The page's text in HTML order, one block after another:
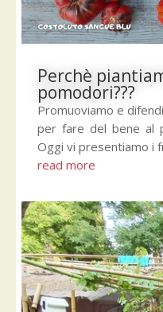
Perchè
pomodori???
Promuoviamo e
per fare del bene al
Oggi vi presentiamo i
read more